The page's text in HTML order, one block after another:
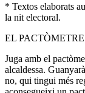
* Textos elaborats
la nit electoral.
EL PACTÒMETRE
Juga amb el
alcaldessa.
no, qui tingui més